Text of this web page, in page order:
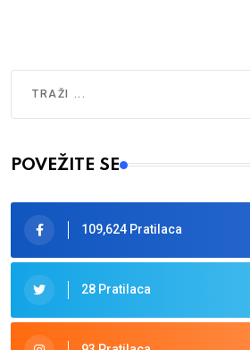
Type 2 or more characters for results.
POVEŽITE SE
109,624 Pratilaca
28 Pratilaca